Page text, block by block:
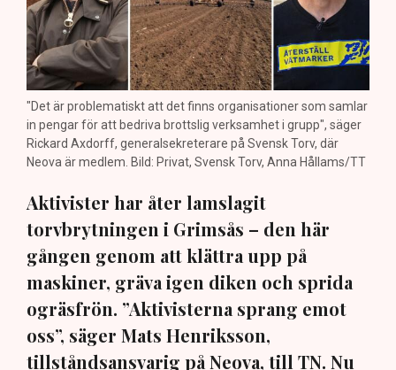
"Det är problematiskt att det finns organisationer som samlar
in pengar för att bedriva brottslig verksamhet i grupp", säger
Rickard Axdorff, generalsekreterare på Svensk Torv, där
Neova är medlem. Bild: Privat, Svensk Torv, Anna Hållams/TT
Aktivister har åter lamslagit
torvbrytningen i Grimsås – den här
gången genom att klättra upp på
maskiner, gräva igen diken och sprida
ogräsfrön. ”Aktivisterna sprang emot
oss”, säger Mats Henriksson,
tillståndsansvarig på Neova, till TN. Nu